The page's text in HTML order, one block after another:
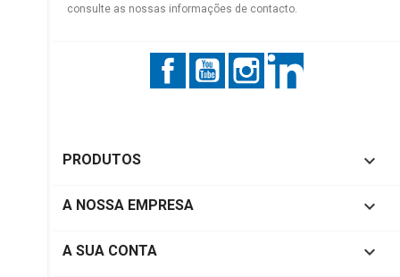
consulte as nossas informações de contacto.
FacebookYouTubeInstagram
PRODUTOS 
A NOSSA EMPRESA 
A SUA CONTA 